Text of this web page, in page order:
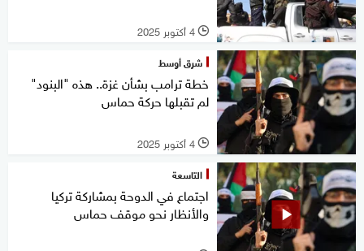
l 4 أكتوبر 2025
شرق أوسط
خطة ترامب بشأن غزة.. هذه "البنود"
لم تقبلها حركة حماس
l 4 أكتوبر 2025
التاسعة
اجتماع في الدوحة بمشاركة تركيا
والأنظار نحو موقف حماس